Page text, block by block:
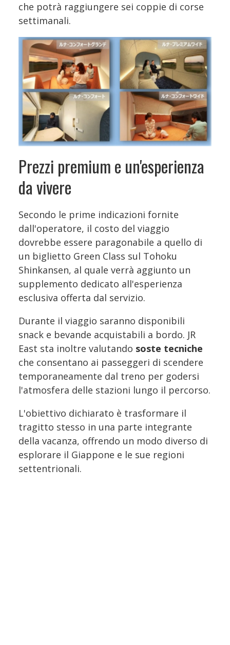
che potrà raggiungere sei coppie di corse
settimanali.
Prezzi premium e un'esperienza
da vivere
Secondo le prime indicazioni fornite
dall'operatore, il costo del viaggio
dovrebbe essere paragonabile a quello di
un biglietto Green Class sul Tohoku
Shinkansen, al quale verrà aggiunto un
supplemento dedicato all'esperienza
esclusiva offerta dal servizio.
Durante il viaggio saranno disponibili
snack e bevande acquistabili a bordo. JR
East sta inoltre valutando soste tecniche
che consentano ai passeggeri di scendere
temporaneamente dal treno per godersi
l'atmosfera delle stazioni lungo il percorso.
L'obiettivo dichiarato è trasformare il
tragitto stesso in una parte integrante
della vacanza, offrendo un modo diverso di
esplorare il Giappone e le sue regioni
settentrionali.